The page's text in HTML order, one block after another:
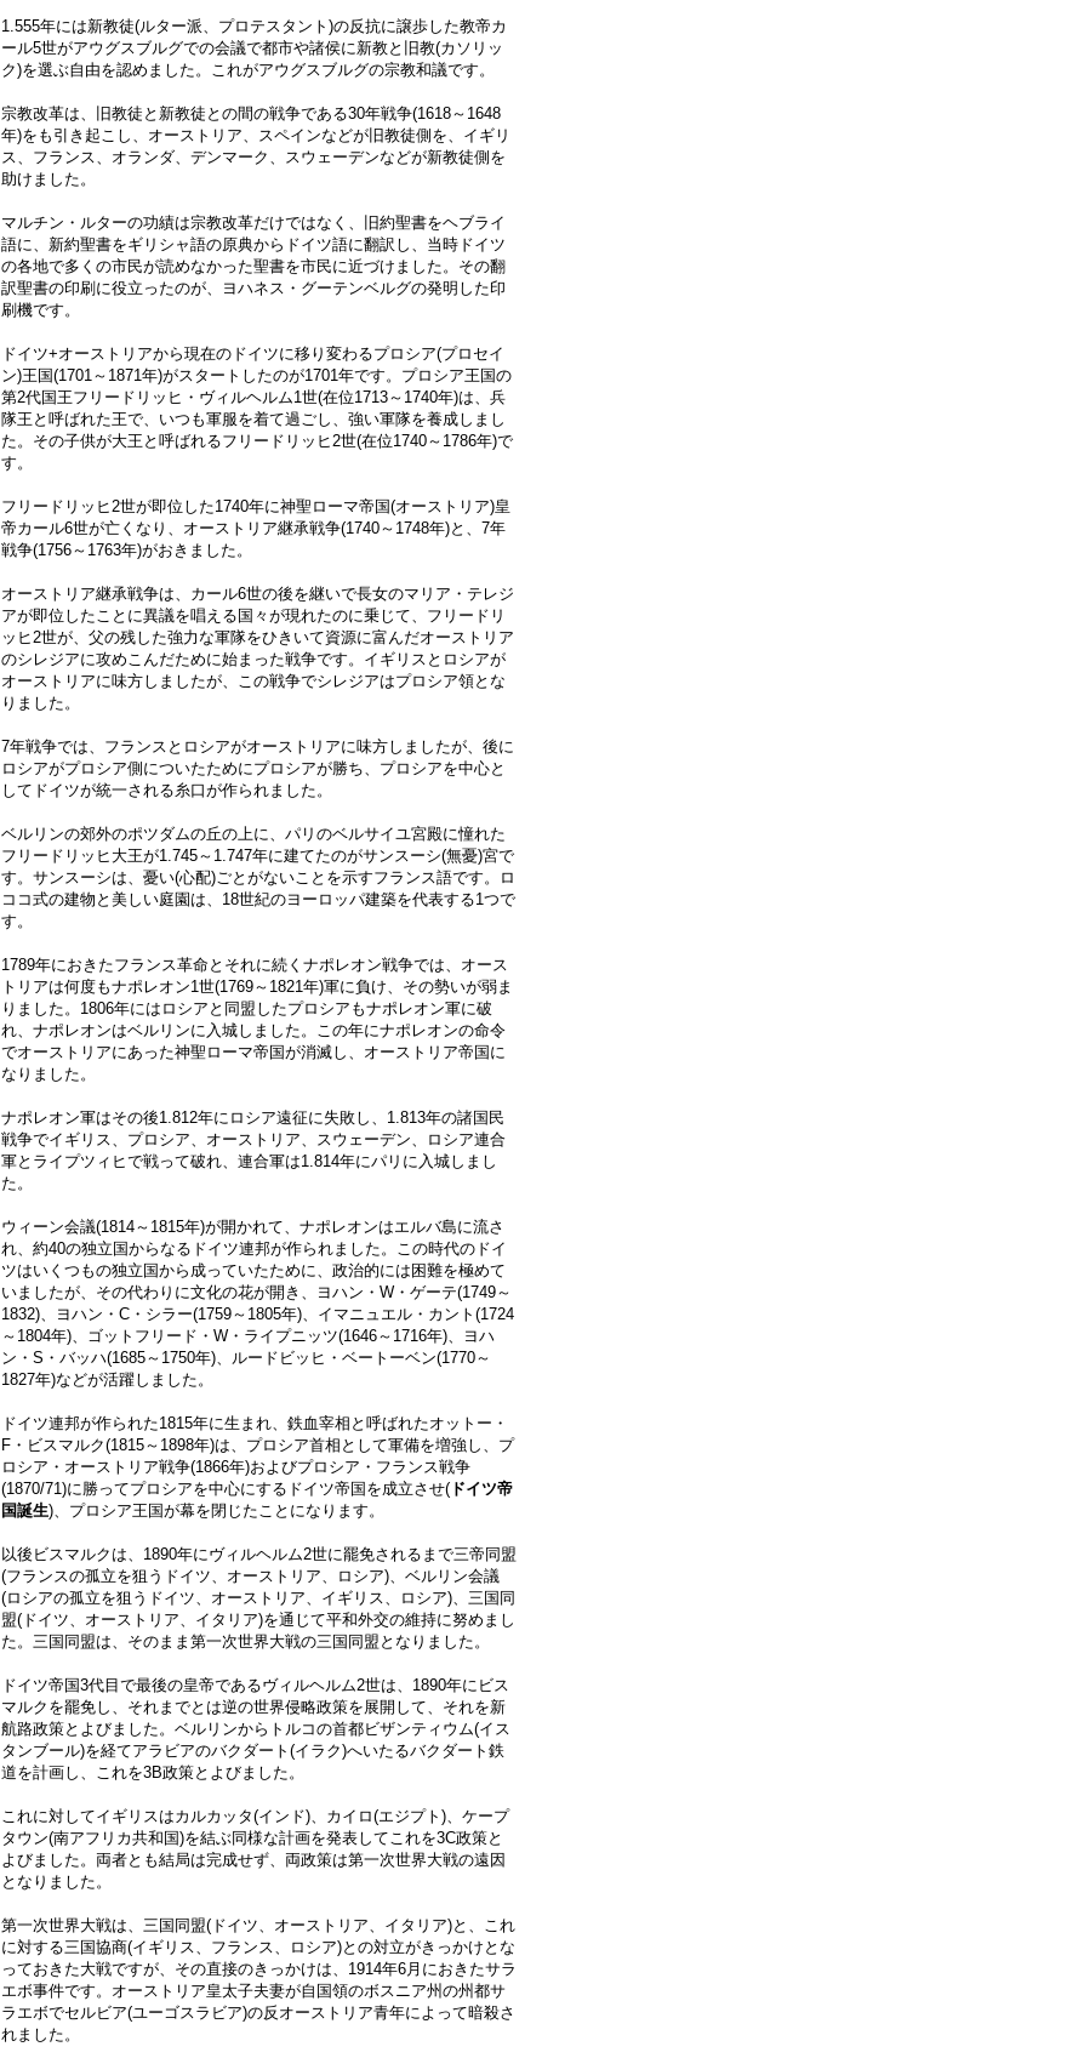
1.555年には新教徒(ルター派、プロテスタント )の反抗に譲歩した教帝カ
ール5世がアウグスブルグでの会議で都市や諸侯に新教と旧教(カソリッ
ク)を選ぶ自由を認めました。これがアウグスブルグの宗教和議です。
宗教改革は、旧教徒と新教徒との間の戦争である30年戦争(1618～ 1648
年)をも引き起こし、オーストリア、スペインなどが旧教徒側を、イギリ
ス、フランス、オランダ、デンマーク、スウェーデンなどが新教徒側を
助けました。
マルチン・ルターの功績は宗教改革だけではなく、旧約聖書をヘブライ
語に、新約聖書をギリシャ語の原典からドイツ語に翻訳し、当時ドイツ
の各地で多くの市民が読めなかった聖書を市民に近づけました。その翻
訳聖書の印刷に役立ったのが、ヨハネス・グーテンベルグの発明した印
刷機です。
ドイツ+オーストリアから現在のドイツに移り変わるプロシア(プロセイ
ン)王国(1701～ 1871年)がスタートしたのが1701年です。プロシア王国の
第2代国王フリードリッヒ・ヴィルヘルム1世(在位1713～1740年)は、兵
隊王と呼ばれた王で、いつも軍服を着て過ごし、強い軍隊を養成しまし
た。その子供が大王と呼ばれるフリードリッヒ2世(在位1740～ 1786年)で
す。
フリードリッヒ2世が即位した1740年に神聖ローマ帝国(オーストリア)皇
帝カール6世が亡くなり、オーストリア継承戦争(1740～ 1748年)と、 7年
戦争(1756～ 1763年)がおきました。
オーストリア継承戦争は、カール6世の後を継いで長女のマリア・テレジ
アが即位したことに異議を唱える国々が現れたのに乗じて、フリードリ
ッヒ2世が、父の残した強力な軍隊をひきいて資源に富んだオーストリア
のシレジアに攻めこんだために始まった戦争です。イギリスとロシアが
オーストリアに味方しましたが、この戦争でシレジアはプロシア領とな
りました。
7年戦争では、フランスとロシアがオーストリアに味方しましたが、後に
ロシアがプロシア側についたためにプロシアが勝ち、プロシアを中心と
してドイツが統一される糸口が作られました。
ベルリンの郊外のポツダムの丘の上に、パリのベルサイユ宮殿に憧れた
フリードリッヒ大王が1.745～ 1.747年に建てたのがサンスーシ(無憂)宮で
す。サンスーシは、憂い(心配)ごとがないことを示すフランス語です。ロ
ココ式の建物と美しい庭園は、 18世紀のヨーロッパ建築を代表する1つで
す。
1789年におきたフランス革命とそれに続くナポレオン戦争では、オース
トリアは何度もナポレオン1世(1769～ 1821年)軍に負け、その勢いが弱ま
りました。 1806年にはロシアと同盟したプロシアもナポレオン軍に破
れ、ナポレオンはベルリンに入城しました。この年にナポレオンの命令
でオーストリアにあった神聖ローマ帝国が消滅し、オーストリア帝国に
なりました。
ナポレオン軍はその後1.812年にロシア遠征に失敗し、 1.813年の諸国民
戦争でイギリス、プロシア、オーストリア、スウェーデン、ロシア連合
軍とライプツィヒで戦って破れ、連合軍は1.814年にパリに入城しまし
た。
ウィーン会議(1814～ 1815年)が開かれて、ナポレオンはエルバ島に流さ
れ、約40の独立国からなるドイツ連邦が作られました。この時代のドイ
ツはいくつもの独立国から成っていたために、政治的には困難を極めて
いましたが、その代わりに文化の花が開き、ヨハン・ W ・ゲーテ(1749～
1832)、ヨハン・ C ・シラー(1759～ 1805年)、イマニュエル・カント (1724
～ 1804年)、ゴットフリード・ W ・ライプニッツ(1646～ 1716年)、ヨハ
ン・ S ・バッハ(1685～ 1750年)、ルードビッヒ・ベートーベン(1770～
1827年)などが活躍しました。
ドイツ連邦が作られた1815年に生まれ、鉄血宰相と呼ばれたオットー・
F ・ビスマルク(1815～ 1898年)は、プロシア首相として軍備を増強し、プ
ロシア・オーストリア戦争(1866年)およびプロシア・フランス戦争
(1870/71)に勝ってプロシアを中心にするドイツ帝国を成立させ( ドイツ帝
国誕生)、プロシア王国が幕を閉じたことになります。
以後ビスマルクは、 1890年にヴィルヘルム2世に罷免されるまで三帝同盟
(フランスの孤立を狙うドイツ、オーストリア、ロシア)、ベルリン会議
(ロシアの孤立を狙うドイツ、オーストリア、イギリス、ロシア)、三国同
盟( ドイツ、オーストリア、イタリア)を通じて平和外交の維持に努めまし
た。三国同盟は、そのまま第一次世界大戦の三国同盟となりました。
ドイツ帝国3代目で最後の皇帝であるヴィルヘルム2世は、 1890年にビス
マルクを罷免し、それまでとは逆の世界侵略政策を展開して、それを新
航路政策とよびました。ベルリンからトルコの首都ビザンティウム(イス
タンブール)を経てアラビアのバクダート (イラク)へいたるバクダート鉄
道を計画し、これを3B政策とよびました。
これに対してイギリスはカルカッタ(インド)、カイロ(エジプト )、ケープ
タウン(南アフリカ共和国)を結ぶ同様な計画を発表してこれを3C政策と
よびました。両者とも結局は完成せず、両政策は第一次世界大戦の遠因
となりました。
第一次世界大戦は、三国同盟( ドイツ、オーストリア、イタリア)と、これ
に対する三国協商(イギリス、フランス、ロシア)との対立がきっかけとな
っておきた大戦ですが、その直接のきっかけは、1914年6月におきたサラ
エボ事件です。オーストリア皇太子夫妻が自国領のボスニア州の州都サ
ラエボでセルビア(ユーゴスラビア)の反オーストリア青年によって暗殺さ
れました。